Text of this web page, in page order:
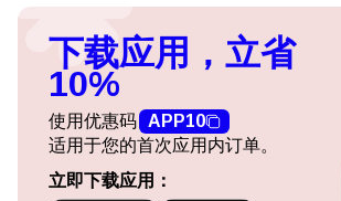
下载应用，立省
10%
使用优惠码 APP10
适用于您的首次应用内订单。
立即下载应用：